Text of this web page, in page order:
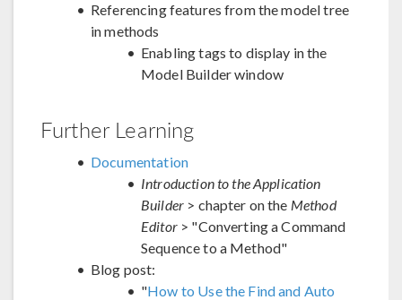
Referencing features from the model tree
in methods
Enabling tags to display in the
Model Builder window
Further Learning
Documentation
Introduction to the Application
Builder > chapter on the Method
Editor> "Converting a Command
Sequence to a Method"
Blog post:
"How to Use the Find and Auto